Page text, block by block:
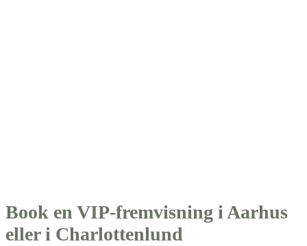
Book en VIP-fremvisning i Aarhus
eller i Charlottenlund